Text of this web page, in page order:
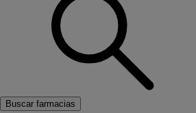
Buscar farmacias